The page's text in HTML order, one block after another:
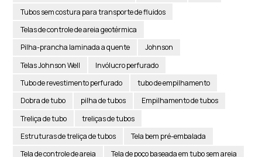
Tubos sem costura para transporte de fluidos
Telas de controle de areia geotérmica
Pilha-prancha laminada a quente
Johnson
Telas Johnson Well
Invólucro perfurado
Tubo de revestimento perfurado
tubo de empilhamento
Dobra de tubo
pilha de tubos
Empilhamento de tubos
Treliça de tubo
treliças de tubos
Estruturas de treliça de tubos
Tela bem pré-embalada
Tela de controle de areia
Tela de poço baseada em tubo sem areia